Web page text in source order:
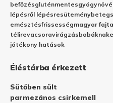
befőzésgluténmentes
lépésről lépésresütemény
emésztésfrissességmagyar fajta
télirevacsoravirágzásbabáknak
jótékony hatások
Éléstárba érkezett
Sütőben sült
parmezános csirkemell